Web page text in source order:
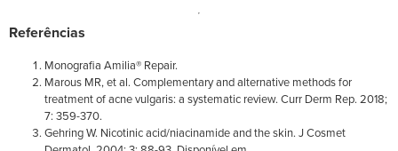
Referências
Monografia Amilia® Repair.
Marous MR, et al. Complementary and alternative methods for
treatment of acne vulgaris: a systematic review. Curr Derm Rep. 2018;
7: 359-370.
Gehring W. Nicotinic acid/niacinamide and the skin. J Cosmet